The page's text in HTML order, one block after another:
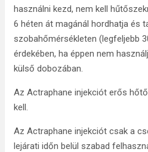
használni kezd, nem kell
6 héten át magánál hordhatja és
szobahőmérsékleten (legfeljebb
érdekében, ha éppen nem
külső dobozában.
Az Actraphane injekciót erős
kell.
Az Actraphane injekciót csak a
lejárati időn belül szabad